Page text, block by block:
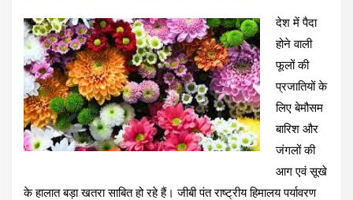
ce
b
o
o
k
at
s
A
p
p
e
gr
a
m
tt
er
er
es
t
ail ar
e
देश में पैदा
होने वाली
फूलों की
प्रजातियों के
लिए बेमौसम
बारिश और
जंगलों की
आग एवं सूखे
के हालात बड़ा खतरा साबित हो रहे हैं। जीबी पंत राष्ट्रीय हिमालय पर्यावरण